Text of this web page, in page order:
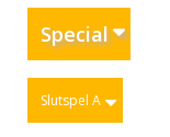
Special
Slutspel A